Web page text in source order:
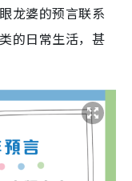
龙婆的预言联系
的日常生活，甚